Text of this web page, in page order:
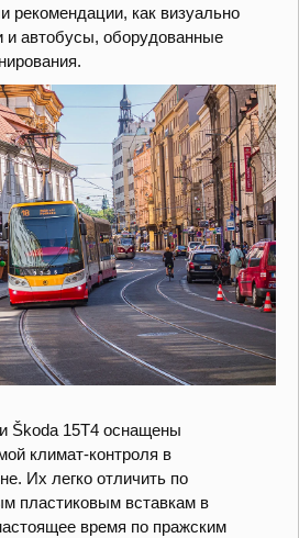
рекомендации, как визуально
и автобусы, оборудованные
Škoda 15T4 оснащены
климат-контроля в
Их легко отличить по
пластиковым вставкам в
время по пражским